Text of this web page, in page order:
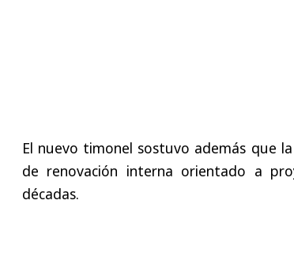
El nuevo timonel sostuvo además que
de renovación interna orientado a
décadas.